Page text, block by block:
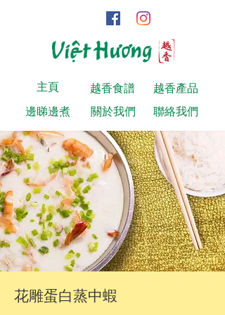
主頁
邊睇邊煮
越香食譜
關於我們
越香產品
聯絡我們
花雕蛋白蒸中蝦